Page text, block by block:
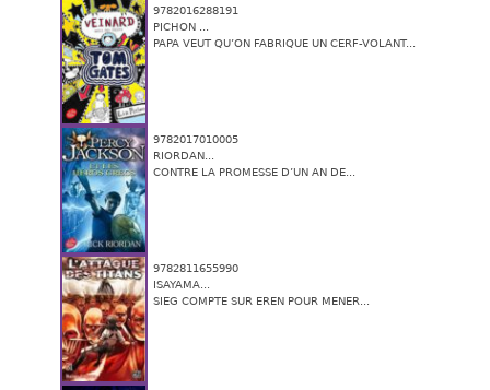
9782016288191
PICHON ...
PAPA VEUT QU’ON FABRIQUE UN CERF-VOLANT...
9782017010005
RIORDAN...
CONTRE LA PROMESSE D’UN AN DE...
9782811655990
ISAYAMA...
SIEG COMPTE SUR EREN POUR MENER...